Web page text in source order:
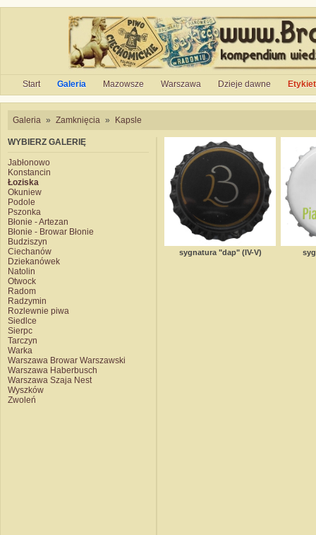
Start Galeria Mazowsze Warszawa Dzieje dawne
Galeria » Zamknięcia » Kapsle
WYBIERZ GALERIĘ
Jabłonowo
Konstancin
Łoziska
Okuniew
Podole
Pszonka
Błonie - Artezan
Błonie - Browar Błonie
Budziszyn
Ciechanów
Dziekanówek
Natolin
Otwock
Radom
Radzymin
Rozlewnie piwa
Siedlce
Sierpc
Tarczyn
Warka
Warszawa Browar Warszawski
Warszawa Haberbusch
Warszawa Szaja Nest
Wyszków
Zwoleń
sygnatura "dap" (IV-V)